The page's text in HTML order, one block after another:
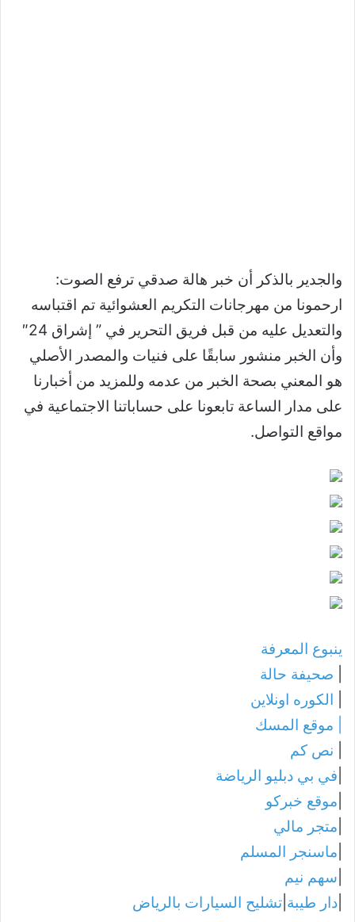
والجدير بالذكر أن خبر هالة صدقي ترفع الصوت:
ارحمونا من مهرجانات التكريم العشوائية تم اقتباسه
والتعديل عليه من قبل فريق التحرير في ” إشراق 24″
وأن الخبر منشور سابقًا على فنيات والمصدر الأصلي
هو المعني بصحة الخبر من عدمه وللمزيد من أخبارنا
على مدار الساعة تابعونا على حساباتنا الاجتماعية في
مواقع التواصل.
ينبوع المعرفة
صحيفة حالة
الكوره اونلاين
موقع المسك
نص كم
في بي دبليو الرياضة
موقع خبركو
متجر مالي
ماسنجر المسلم
سهم نيم
دار طيبة تشليح السيارات بالرياض